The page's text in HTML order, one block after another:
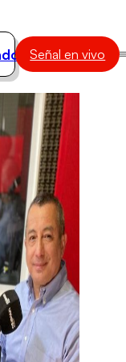
Señal en vivo